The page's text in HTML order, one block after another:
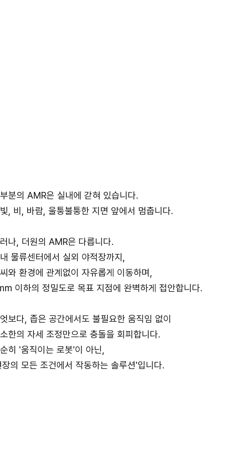
분의 AMR은 실내에 갇혀 있습니다.
, 비, 바람, 울퉁불퉁한 지면 앞에서 멈춥니다.
나, 더원의 AMR은 다릅니다.
물류센터에서 실외 야적장까지,
와 환경에 관계없이 자유롭게 이동하며,
이하의 정밀도로 목표 지점에 완벽하게 접안합니다.
보다, 좁은 공간에서도 불필요한 움직임 없이
한의 자세 조정만으로 충돌을 회피합니다.
히 '움직이는 로봇'이 아닌,
장의 모든 조건에서 작동하는 솔루션'입니다.